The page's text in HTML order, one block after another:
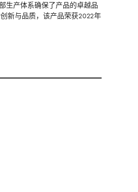
生产体系确保了产品的卓越品
新与品质，该产品荣获2022年